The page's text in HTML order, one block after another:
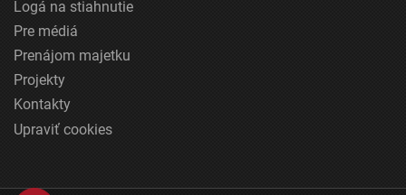
Logá na stiahnutie
Pre médiá
Prenájom majetku
Projekty
Kontakty
Upraviť cookies